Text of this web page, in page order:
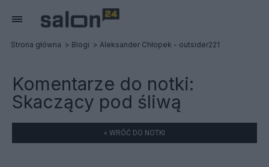
Strona główna Blogi Aleksander Chłopek - outsider221
Komentarze do notki:
Skaczący pod śliwą
« WRÓĆ DO NOTKI